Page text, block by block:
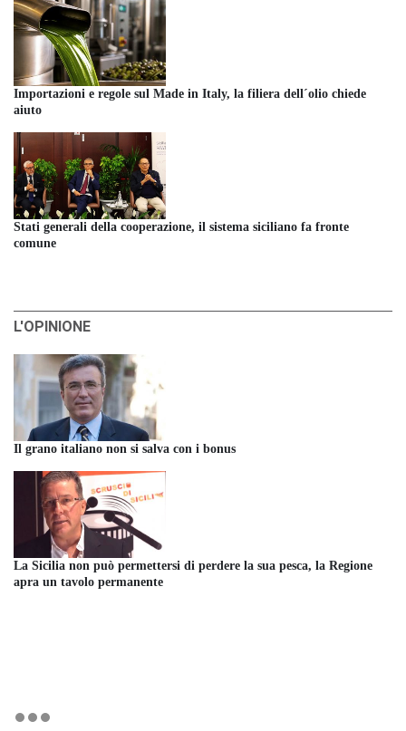
Importazioni e regole sul Made in Italy, la filiera dell´olio chiede
aiuto
Stati generali della cooperazione, il sistema siciliano fa fronte
comune
L'OPINIONE
Il grano italiano non si salva con i bonus
La Sicilia non può permettersi di perdere la sua pesca, la Regione
apra un tavolo permanente